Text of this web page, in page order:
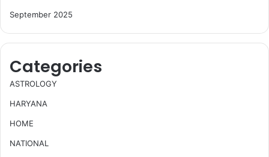
September 2025
Categories
ASTROLOGY
HARYANA
HOME
NATIONAL